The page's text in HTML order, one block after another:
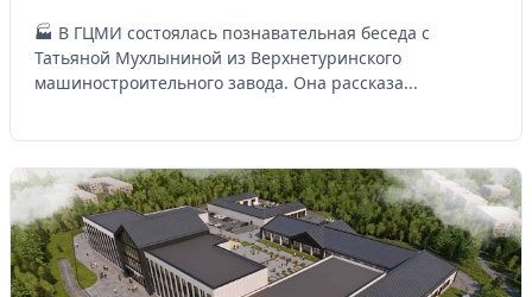
🏭 В ГЦМИ состоялась познавательная беседа с
Татьяной Мухлыниной из Верхнетуринского
машиностроительного завода. Она рассказа...